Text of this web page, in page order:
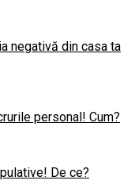
negativă din casa ta
personal! Cum?
De ce?